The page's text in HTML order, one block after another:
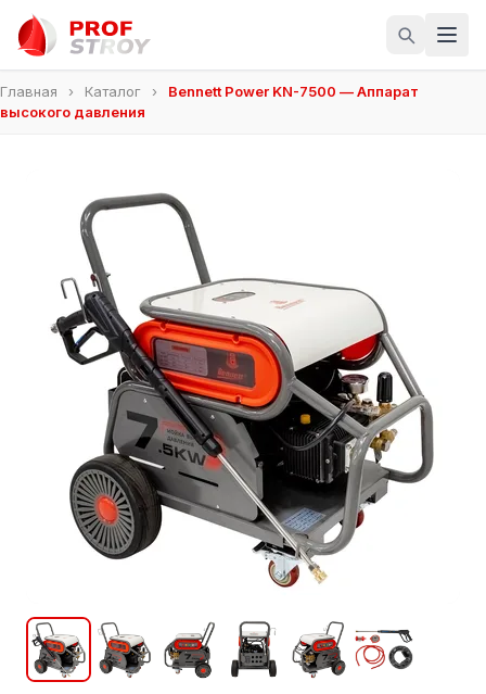
Главная › Каталог ›
Bennett Power KN-7500 — Аппарат
высокого давления